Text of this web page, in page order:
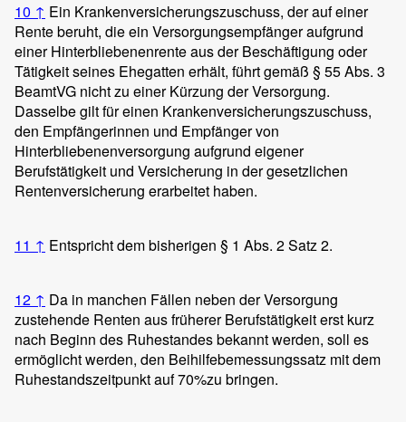
10 ↑ Ein Krankenversicherungszuschuss, der auf einer
Rente beruht, die ein Versorgungsempfänger aufgrund
einer Hinterbliebenenrente aus der Beschäftigung oder
Tätigkeit seines Ehegatten erhält, führt gemäß § 55 Abs. 3
BeamtVG nicht zu einer Kürzung der Versorgung.
Dasselbe gilt für einen Krankenversicherungszuschuss,
den Empfängerinnen und Empfänger von
Hinterbliebenenversorgung aufgrund eigener
Berufstätigkeit und Versicherung in der gesetzlichen
Rentenversicherung erarbeitet haben.
11 ↑ Entspricht dem bisherigen § 1 Abs. 2 Satz 2.
12 ↑ Da in manchen Fällen neben der Versorgung
zustehende Renten aus früherer Berufstätigkeit erst kurz
nach Beginn des Ruhestandes bekannt werden, soll es
ermöglicht werden, den Beihilfebemessungssatz mit dem
Ruhestandszeitpunkt auf 70%zu bringen.